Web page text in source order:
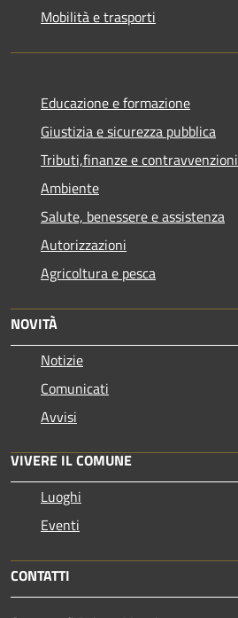
Mobilità e trasporti
Educazione e formazione
Giustizia e sicurezza pubblica
Tributi,finanze e contravvenzioni
Ambiente
Salute, benessere e assistenza
Autorizzazioni
Agricoltura e pesca
NOVITÀ
Notizie
Comunicati
Avvisi
VIVERE IL COMUNE
Luoghi
Eventi
CONTATTI